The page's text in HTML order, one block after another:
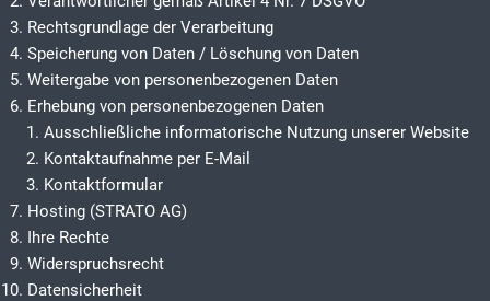
Rechtsgrundlage der Verarbeitung
Speicherung von Daten / Löschung von Daten
Weitergabe von personenbezogenen Daten
Erhebung von personenbezogenen Daten
Ausschließliche informatorische Nutzung unserer Website
Kontaktaufnahme per E-Mail
Kontaktformular
Hosting (STRATO AG)
Ihre Rechte
Widerspruchsrecht
Datensicherheit